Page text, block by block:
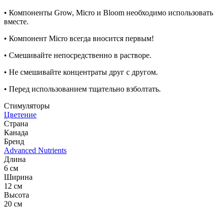
• Компоненты Grow, Micro и Bloom необходимо использовать
вместе.
• Компонент Micro всегда вносится первым!
• Смешивайте непосредственно в растворе.
• Не смешивайте концентраты друг с другом.
• Перед использованием тщательно взболтать.
Стимуляторы
Цветение
Страна
Канада
Бренд
Advanced Nutrients
Длина
6 см
Ширина
12 см
Высота
20 см